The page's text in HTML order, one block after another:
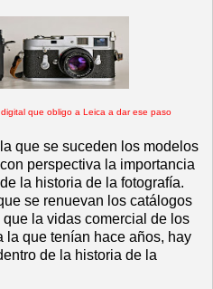
que obligo a Leica a dar ese paso
que se suceden los modelos
perspectiva la importancia
la historia de la fotografía.
se renuevan los catálogos
la vidas comercial de los
la que tenían hace años, hay
de la historia de la